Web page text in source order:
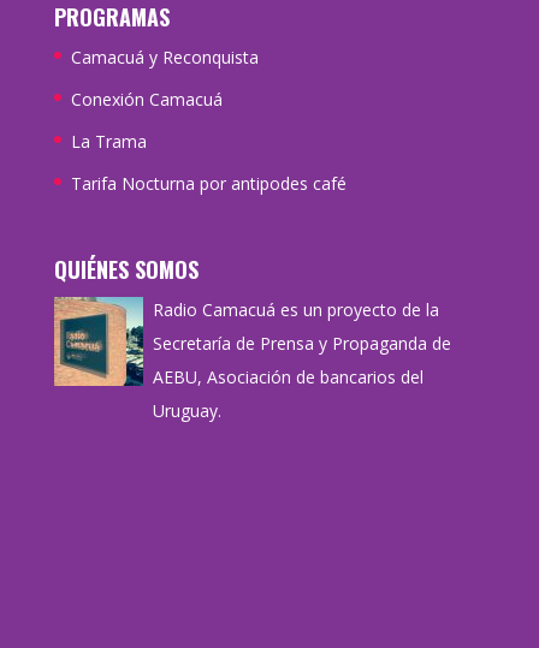
PROGRAMAS
Camacuá y Reconquista
Conexión Camacuá
La Trama
Tarifa Nocturna por antipodes café
QUIÉNES SOMOS
Radio Camacuá es un proyecto de la
Secretaría de Prensa y Propaganda de
AEBU, Asociación de bancarios del
Uruguay.